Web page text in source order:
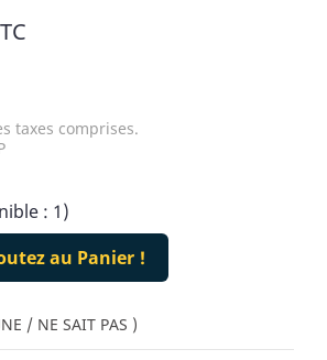
taxes comprises.
: 1)
au Panier !
/ NE SAIT PAS )